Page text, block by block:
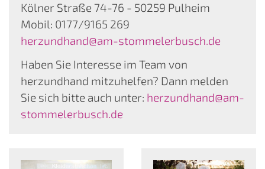
Kölner Straße 74-76 - 50259 Pulheim
Mobil: 0177/9165 269
herzundhand@am-stommelerbusch.de
Haben Sie Interesse im Team von
herzundhand mitzuhelfen? Dann melden
Sie sich bitte auch unter: herzundhand@am-
stommelerbusch.de